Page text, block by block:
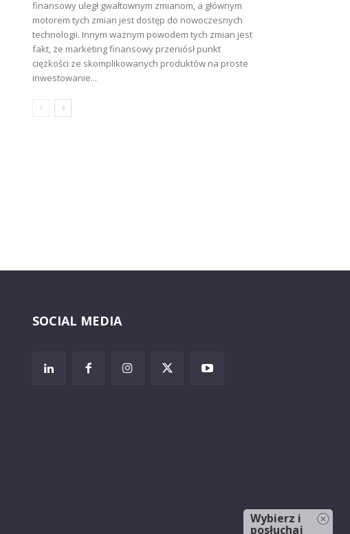
finansowy uległ gwałtownym zmianom, a głównym
motorem tych zmian jest dostęp do nowoczesnych
technologii. Innym ważnym powodem tych zmian jest
fakt, że marketing finansowy przeniósł punkt
ciężkości ze skomplikowanych produktów na proste
inwestowanie...
SOCIAL MEDIA
Wybierz i
posłuchaj